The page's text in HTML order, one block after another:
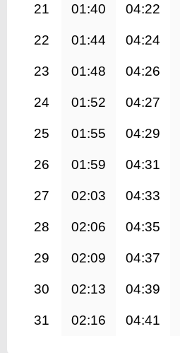
21 01:40 04:22
22 01:44 04:24
23 01:48 04:26
24 01:52 04:27
25 01:55 04:29
26 01:59 04:31
27 02:03 04:33
28 02:06 04:35
29 02:09 04:37
30 02:13 04:39
31 02:16 04:41